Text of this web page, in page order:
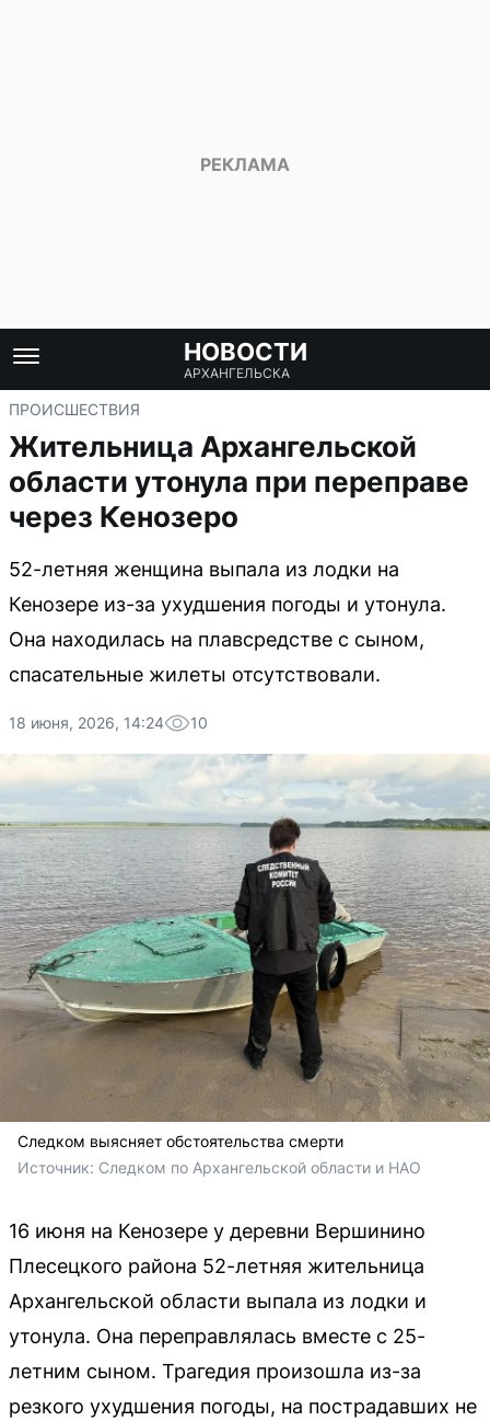
НОВОСТИ
АРХАНГЕЛЬСКА
ПРОИСШЕСТВИЯ
Жительница Архангельской
области утонула при переправе
через Кенозеро
52-летняя женщина выпала из лодки на
Кенозере из-за ухудшения погоды и утонула.
Она находилась на плавсредстве с сыном,
спасательные жилеты отсутствовали.
18 июня, 2026, 14:24 10
Следком выясняет обстоятельства смерти
Источник: Следком по Архангельской области и НАО
16 июня на Кенозере у деревни Вершинино
Плесецкого района 52-летняя жительница
Архангельской области выпала из лодки и
утонула. Она переправлялась вместе с 25-
летним сыном. Трагедия произошла из-за
резкого ухудшения погоды, на пострадавших не